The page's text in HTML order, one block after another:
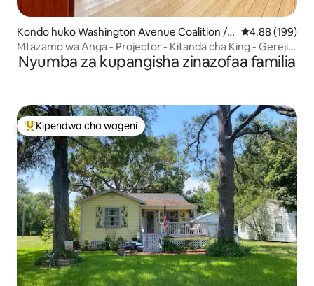
Kondo huko Washington Avenue Coalition /
Memorial Park
Ukadiriaji wa
4.88 (199)
Mtazamo wa Anga - Projector - Kitanda cha King - Gereji -
Furaha
Nyumba za kupangisha zinazofaa familia
Kipendwa maarufu cha wageni
Kipendwa cha wageni